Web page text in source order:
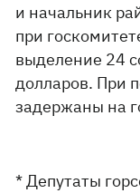
и начальник
при
выделение 24
долларов. При
задержаны на
* Депутаты